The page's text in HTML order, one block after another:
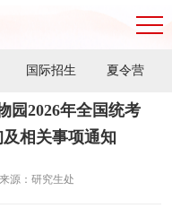
国际招生 夏令营
园2026年全国统考
相关事项通知
来源：研究生处